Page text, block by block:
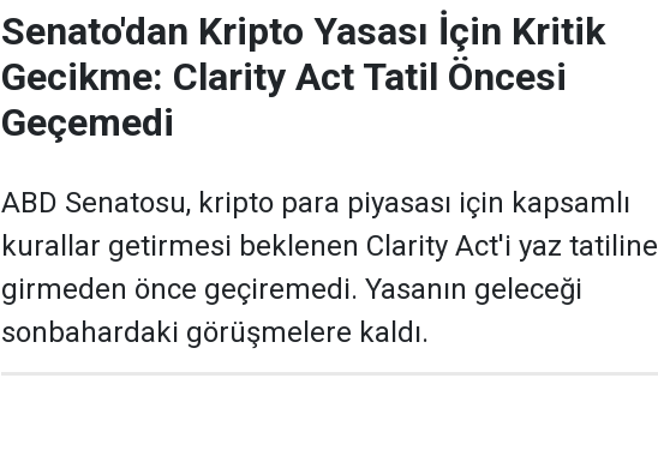
Senato'dan Kripto Yasası İçin Kritik
Gecikme: Clarity Act Tatil Öncesi
Geçemedi
ABD Senatosu, kripto para piyasası için kapsamlı
kurallar getirmesi beklenen Clarity Act'i yaz tatiline
girmeden önce geçiremedi. Yasanın geleceği
sonbahardaki görüşmelere kaldı.